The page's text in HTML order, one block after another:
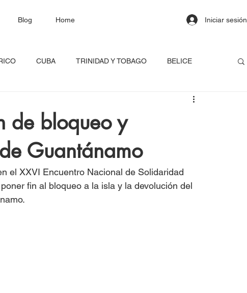
Home
Blog Iniciar sesión
CUBA TRINIDAD Y TOBAGO BELICE
MEXICO CARICOM
CARIBE GUADALUPE BLOQUEO
de bloqueo y
Guantánamo
el XXVI Encuentro Nacional de Solidaridad
fin al bloqueo a la isla y la devolución del